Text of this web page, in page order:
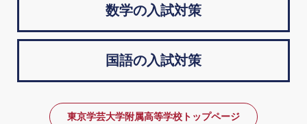
数学の入試対策
国語の入試対策
東京学芸大学附属高等学校トップページ